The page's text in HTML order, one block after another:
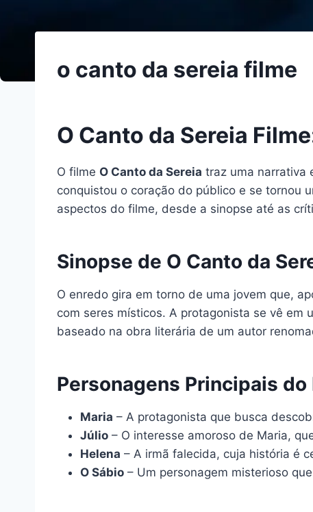
o canto da sereia filme
O Canto da Sereia
O filme O Canto da Sereia traz uma narrativa
conquistou o coração do público e se tornou
aspectos do filme, desde a sinopse até as
Sinopse de O Canto da
O enredo gira em torno de uma jovem que,
com seres místicos. A protagonista se vê em
baseado na obra literária de um autor
Personagens Principais do
Maria – A protagonista que busca
Júlio – O interesse amoroso de Maria,
Helena – A irmã falecida, cuja história é
O Sábio – Um personagem misterioso